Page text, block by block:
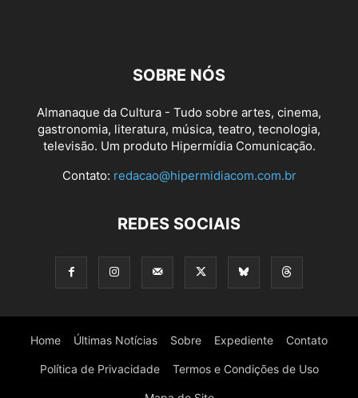
SOBRE NÓS
Almanaque da Cultura - Tudo sobre artes, cinema,
gastronomia, literatura, música, teatro, tecnologia,
televisão. Um produto Hipermídia Comunicação.
Contato: redacao@hipermidiacom.com.br
REDES SOCIAIS
Home Últimas Notícias Sobre Expediente Contato
Política de Privacidade Termos e Condições de Uso